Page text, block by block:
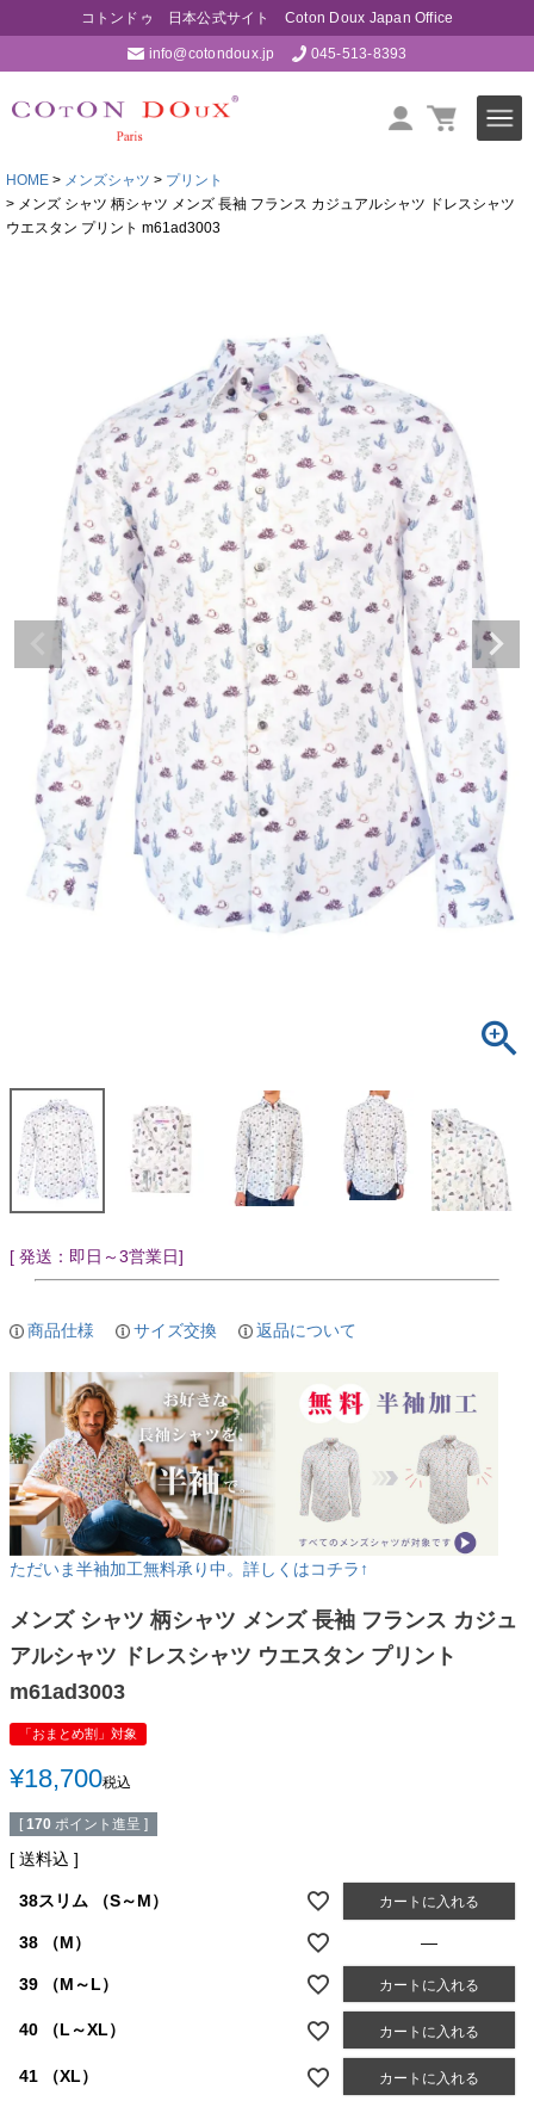
コトンドゥ 日本公式サイト Coton Doux Japan Office
info@cotondoux.jp 045-513-8393
HOME メンズシャツ
プリント
メンズ シャツ 柄シャツ メンズ 長袖 フランス カジュアルシャツ ドレスシャツ
ウエスタン プリント m61ad3003
[ 発送：即日～3営業日]
商品仕様 サイズ交換 返品について
ただいま半袖加工無料承り中。詳しくはコチラ↑
メンズ シャツ 柄シャツ メンズ 長袖 フランス カジュ
アルシャツ ドレスシャツ ウエスタン プリント
m61ad3003
「おまとめ割」対象
¥18,700税込
[ 170 ポイント進呈 ]
送料込
38スリム （S～M） カートに入れる
38 （M） —
39 （M～L） カートに入れる
40 （L～XL） カートに入れる
41 （XL） カートに入れる